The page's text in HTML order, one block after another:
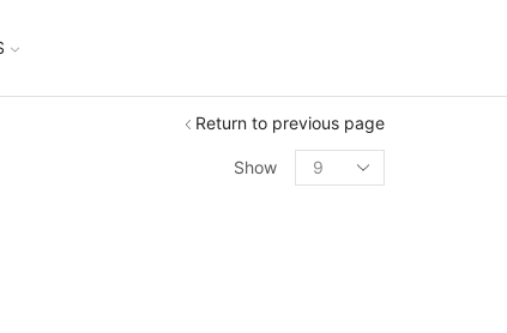
Return to previous page
Show